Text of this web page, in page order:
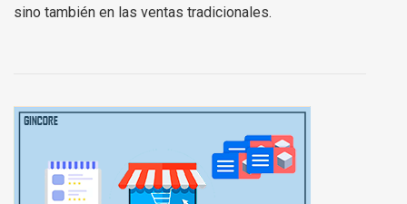
sino también en las ventas tradicionales.